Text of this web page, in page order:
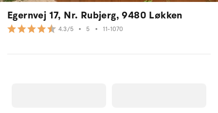
Egernvej 17, Nr. Rubjerg, 9480 Løkken
4.3/5 • 5 • 11-1070